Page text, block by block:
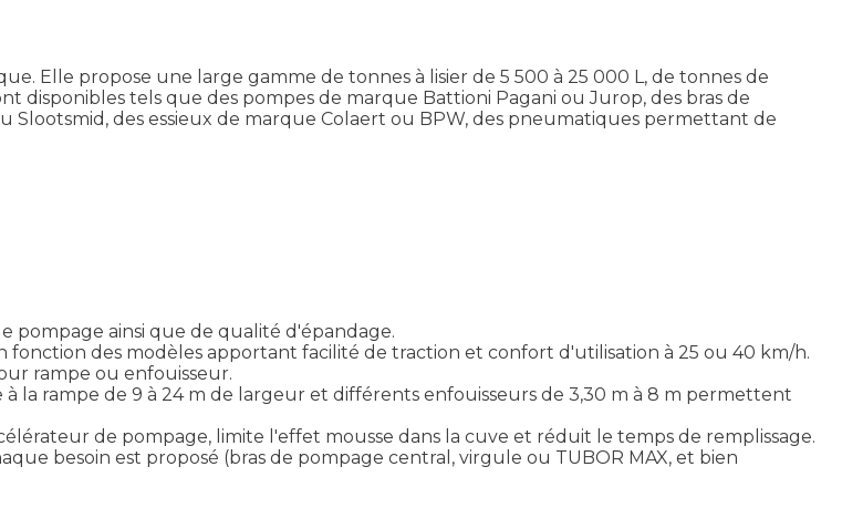
Elle propose une large gamme de tonnes à lisier de 5 500 à 25 000 L, de tonnes de
disponibles tels que des pompes de marque Battioni Pagani ou Jurop, des bras de
Slootsmid, des essieux de marque Colaert ou BPW, des pneumatiques permettant de
pompage ainsi que de qualité d'épandage.
des modèles apportant facilité de traction et confort d'utilisation à 25 ou 40 km/h.
rampe ou enfouisseur.
la rampe de 9 à 24 m de largeur et différents enfouisseurs de 3,30 m à 8 m permettent
de pompage, limite l'effet mousse dans la cuve et réduit le temps de remplissage.
besoin est proposé (bras de pompage central, virgule ou TUBOR MAX, et bien